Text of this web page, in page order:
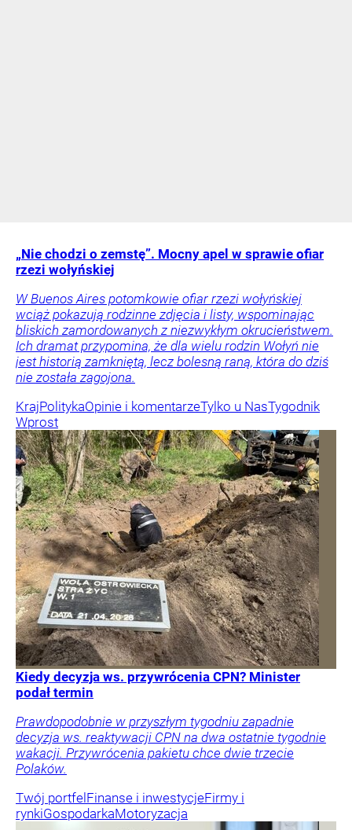
„Nie chodzi o zemstę”. Mocny apel w sprawie ofiar
rzezi wołyńskiej
W Buenos Aires potomkowie ofiar rzezi wołyńskiej
wciąż pokazują rodzinne zdjęcia i listy, wspominając
bliskich zamordowanych z niezwykłym okrucieństwem.
Ich dramat przypomina, że dla wielu rodzin Wołyń nie
jest historią zamkniętą, lecz bolesną raną, która do dziś
nie została zagojona.
KrajPolitykaOpinie i komentarzeTylko u NasTygodnik
Wprost
Kiedy decyzja ws. przywrócenia CPN? Minister
podał termin
Prawdopodobnie w przyszłym tygodniu zapadnie
decyzja ws. reaktywacji CPN na dwa ostatnie tygodnie
wakacji. Przywrócenia pakietu chce dwie trzecie
Polaków.
Twój portfelFinanse i inwestycjeFirmy i
rynkiGospodarkaMotoryzacja